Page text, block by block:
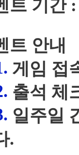
트 기간 :
트 안내
게임 접
출석 체
일주일
.